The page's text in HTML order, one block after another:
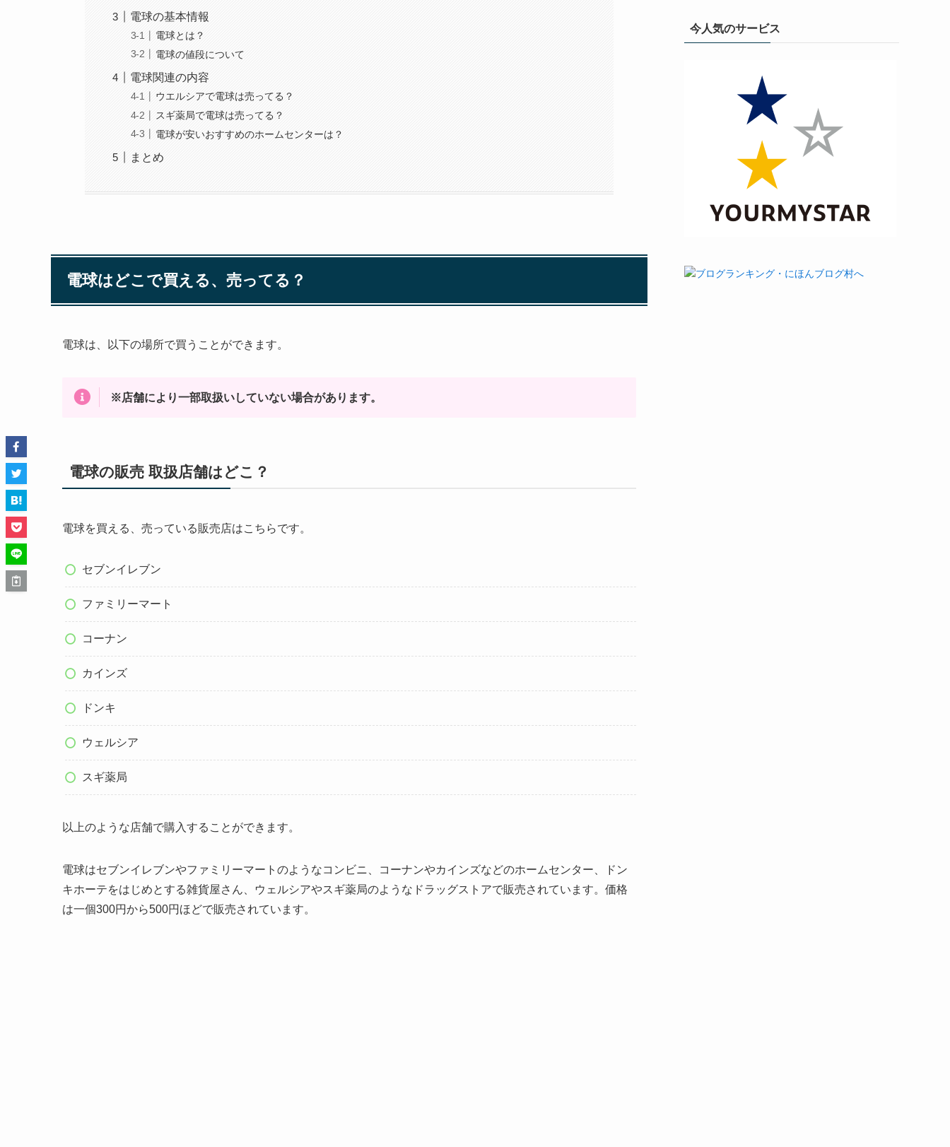
電球の基本情報
電球とは？
電球の値段について
電球関連の内容
ウエルシアで電球は売ってる？
スギ薬局で電球は売ってる？
電球が安いおすすめのホームセンターは？
まとめ
電球はどこで買える、売ってる？
電球は、以下の場所で買うことができます。
※店舗により一部取扱いしていない場合があります。
電球の販売 取扱店舗はどこ？
電球を買える、売っている販売店はこちらです。
セブンイレブン
ファミリーマート
コーナン
カインズ
ドンキ
ウェルシア
スギ薬局
以上のような店舗で購入することができます。
電球はセブンイレブンやファミリーマートのようなコンビニ、コーナンやカインズなどのホームセンター、ドン
キホーテをはじめとする雑貨屋さん、ウェルシアやスギ薬局のようなドラッグストアで販売されています。価格
は一個300円から500円ほどで販売されています。
今人気のサービス